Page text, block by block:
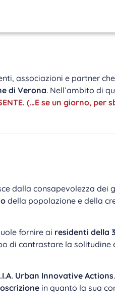
associazioni e partner
di Verona. Nell’ambito di
(…E se un giorno,
dalla consapevolezza dei
della popolazione e della
fornire ai residenti della
di contrastare la solitudine
Urban Innovative Actions
in quanto la sua